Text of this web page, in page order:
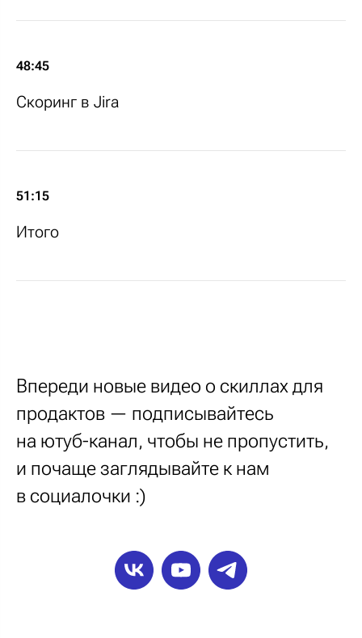
48:45
Скоринг в Jira
51:15
Итого
Впереди новые видео о скиллах для
продактов — подписывайтесь
на ютуб-канал, чтобы не пропустить,
и почаще заглядывайте к нам
в социалочки :)